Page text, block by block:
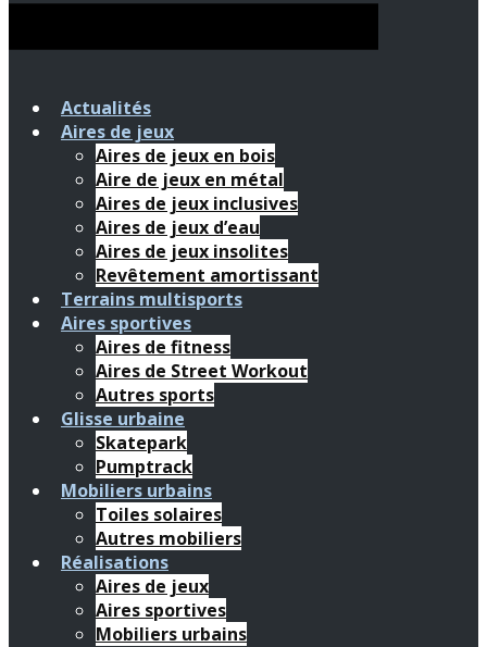
Actualités
Aires de jeux
Aires de jeux en bois
Aire de jeux en métal
Aires de jeux inclusives
Aires de jeux d’eau
Aires de jeux insolites
Revêtement amortissant
Terrains multisports
Aires sportives
Aires de fitness
Aires de Street Workout
Autres sports
Glisse urbaine
Skatepark
Pumptrack
Mobiliers urbains
Toiles solaires
Autres mobiliers
Réalisations
Aires de jeux
Aires sportives
Mobiliers urbains